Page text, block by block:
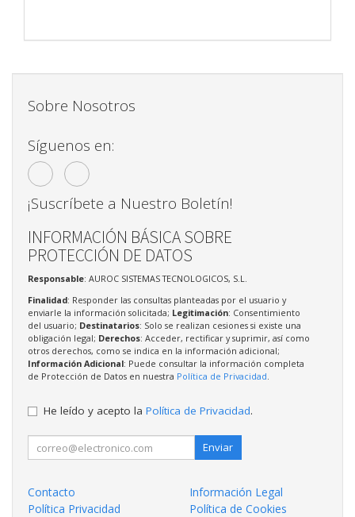
Sobre Nosotros
Síguenos en:
¡Suscríbete a Nuestro Boletín!
INFORMACIÓN BÁSICA SOBRE
PROTECCIÓN DE DATOS
Responsable: AUROC SISTEMAS TECNOLOGICOS, S.L.
Finalidad: Responder las consultas planteadas por el usuario y
enviarle la información solicitada; Legitimación: Consentimiento
del usuario; Destinatarios: Solo se realizan cesiones si existe una
obligación legal; Derechos: Acceder, rectificar y suprimir, así como
otros derechos, como se indica en la información adicional;
Información Adicional: Puede consultar la información completa
de Protección de Datos en nuestra Política de Privacidad
He leído y acepto la Política de Privacidad.
Enviar
Contacto
Información Legal
Política Privacidad
Política de Cookies